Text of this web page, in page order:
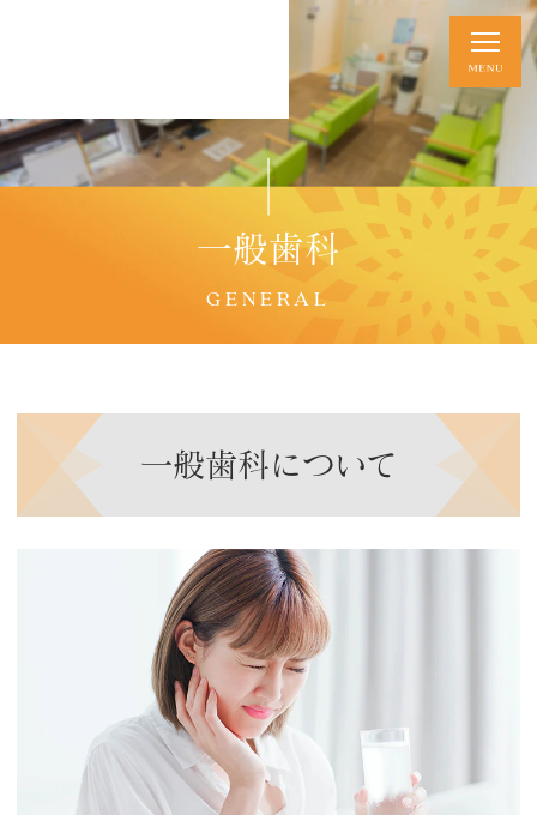
一般歯科
GENERAL
一般歯科について